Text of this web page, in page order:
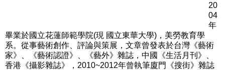
20
04
年
畢業於國立花蓮師範學院(現 國立東華大學)，美勞教育學
系。從事藝術創作、評論與策展，文章曾發表於台灣《藝術
家》、《藝術認證》、《藝外》雜誌，中國《生活月刊》、
香港《攝影雜誌》，2010~2012年曾執筆廈門《搜街》雜誌